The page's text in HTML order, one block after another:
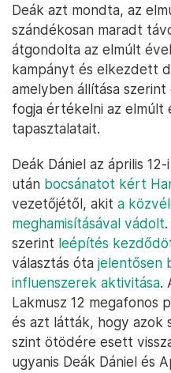
Deák azt mondta, az
szándékosan maradt
átgondolta az elmúlt
kampányt és elkezdett
amelyben állítása
fogja értékelni az elmúlt
tapasztalatait.
Deák Dániel az április
után bocsánatot kért
vezetőjétől, akit a
meghamisításával vádolt
szerint leépítés
választás óta jelentősen
influenszerek aktivitása.
Lakmusz 12 megafonos
és azt látták, hogy azok
szint ötödére esett
ugyanis Deák Dániel és